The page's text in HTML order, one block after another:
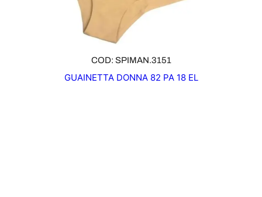
COD: SPIMAN.3151
GUAINETTA DONNA 82 PA 18 EL